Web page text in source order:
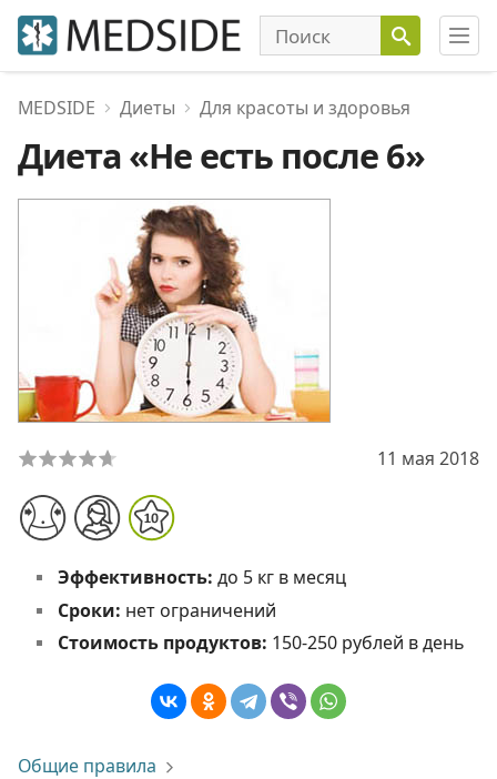
MEDSIDE Диеты Для красоты и здоровья
Диета «Не есть после 6»
11 мая 2018
Эффективность: до 5 кг в месяц
Сроки: нет ограничений
Стоимость продуктов: 150-250 рублей в день
Общие правила